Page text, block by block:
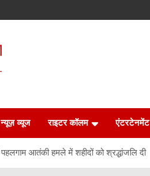
न्यूज़ व्यूज राइटर कॉलम एंटरटेनमेंट
पहलगाम आतंकी हमले में शहीदों को श्रद्धांजलि दी